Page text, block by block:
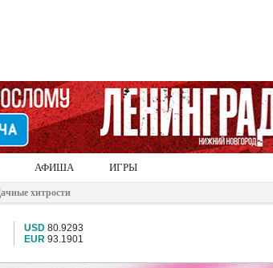
АФИША ИГРЫ
хитрости
USD 80.9293
EUR 93.1901